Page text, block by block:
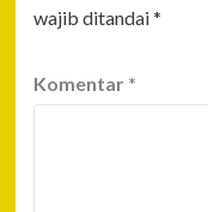
wajib ditandai*
Komentar *